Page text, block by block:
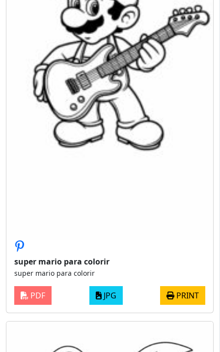
super mario para colorir
super mario para colorir
PDF JPG PRINT